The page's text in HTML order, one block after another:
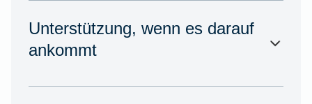
Unterstützung, wenn es darauf
ankommt